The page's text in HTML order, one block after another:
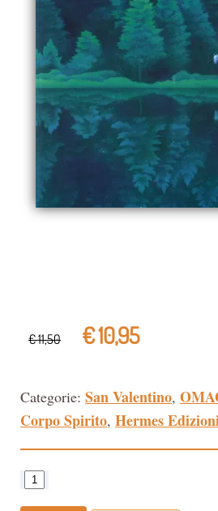
€ 11,50 € 10,95
Categorie: San Valentino,
Corpo Spirito, Hermes